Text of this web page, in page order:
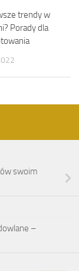
trendy w
Porady dla
swoim
–